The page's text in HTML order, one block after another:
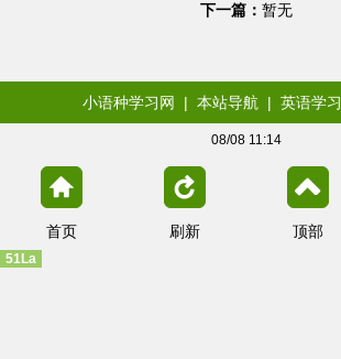
下一篇： 暂无
小语种学习网 | 本站导航 | 英语学习
08/08 11:14
首页 刷新 顶部
51La